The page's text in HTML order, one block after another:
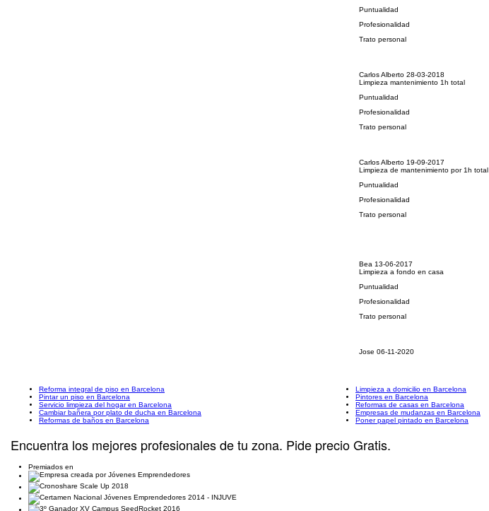
Puntualidad
Profesionalidad
Trato personal
Carlos Alberto 28-03-2018
Limpieza mantenimiento 1h total
Puntualidad
Profesionalidad
Trato personal
Carlos Alberto 19-09-2017
Limpieza de mantenimiento por 1h total
Puntualidad
Profesionalidad
Trato personal
Bea 13-06-2017
Limpieza a fondo en casa
Puntualidad
Profesionalidad
Trato personal
Jose 06-11-2020
Reforma integral de piso en Barcelona
Pintar un piso en Barcelona
Servicio limpieza del hogar en Barcelona
Cambiar bañera por plato de ducha en Barcelona
Reformas de baños en Barcelona
Limpieza a domicilio en Barcelona
Pintores en Barcelona
Reformas de casas en Barcelona
Empresas de mudanzas en Barcelona
Poner papel pintado en Barcelona
Encuentra los mejores profesionales de tu zona. Pide precio Gratis.
Premiados en